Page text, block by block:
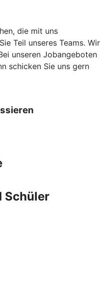
die mit uns
Teil unseres Teams. Wir
unseren Jobangeboten
schicken Sie uns gern
Schüler